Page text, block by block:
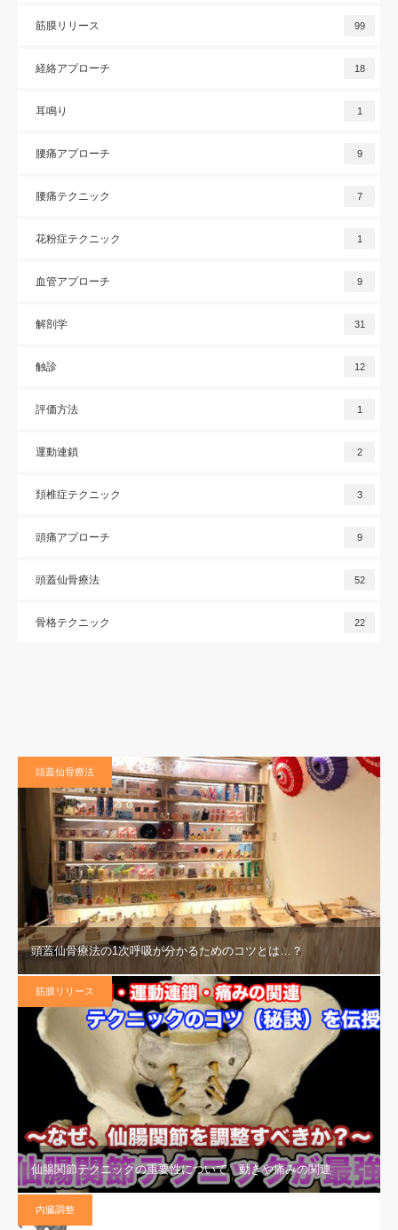
筋膜リリース 99
経絡アプローチ 18
耳鳴り 1
腰痛アプローチ 9
腰痛テクニック 7
花粉症テクニック 1
血管アプローチ 9
解剖学 31
触診 12
評価方法 1
運動連鎖 2
頚椎症テクニック 3
頭痛アプローチ 9
頭蓋仙骨療法 52
骨格テクニック 22
頭蓋仙骨療法
頭蓋仙骨療法の1次呼吸が分かるためのコツとは…？
筋膜リリース
仙腸関節テクニックの重要性について 動きや痛みの関連
内臓調整